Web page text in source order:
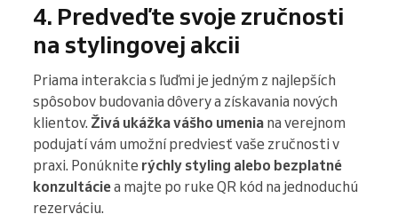
4. Predveďte svoje zručnosti
na stylingovej akcii
Priama interakcia s ľuďmi je jedným z najlepších
spôsobov budovania dôvery a získavania nových
klientov. Živá ukážka vášho umenia na verejnom
podujatí vám umožní predviesť vaše zručnosti v
praxi. Ponúknite rýchly styling alebo bezplatné
konzultáciea majte po ruke QR kód na jednoduchú
rezerváciu.